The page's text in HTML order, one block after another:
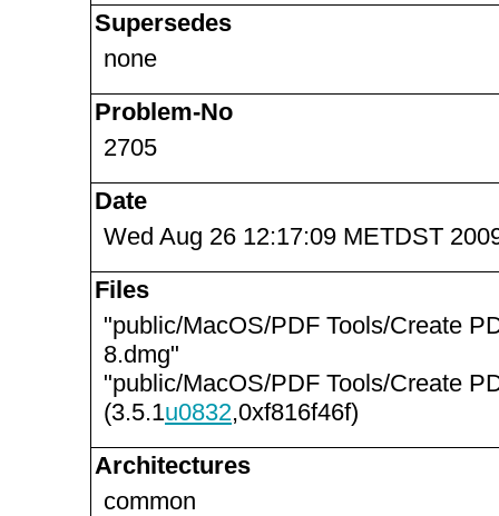
Supersedes
none
Problem-No
2705
Date
Wed Aug 26 12:17:09 METDST
Files
"public/MacOS/PDF Tools/Create
8.dmg"
"public/MacOS/PDF Tools/Create
(3.5.1u0832,0xf816f46f)
Architectures
common